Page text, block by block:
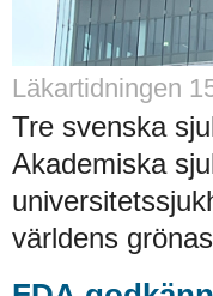
Läkartidningen
Tre svenska
Akademiska
världens